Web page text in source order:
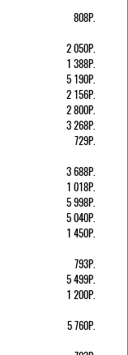
808Р.
2 050Р.
1 388Р.
5 190Р.
2 156Р.
2 800Р.
3 268Р.
729Р.
3 688Р.
1 018Р.
5 998Р.
5 040Р.
1 450Р.
793Р.
5 499Р.
1 200Р.
5 760Р.